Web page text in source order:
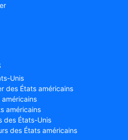
Unis
des États américains
américains
américains
des États-Unis
des États américains